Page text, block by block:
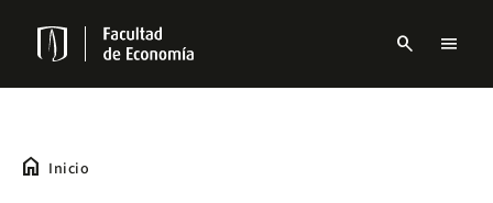
contenido
principal
Navbar
search menu
home Inicio